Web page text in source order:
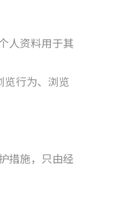
人资料用于其
览行为、浏览
措施，只由经